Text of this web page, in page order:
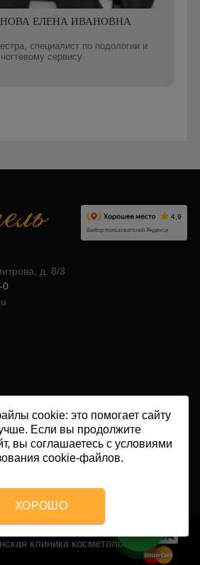
ЕЛЕНА ИВАНОВНА
специалист по подологии и
ногтевому сервису
д. 8/3
0
клиника косметологии
cookie: это помогает сайту
Если вы продолжите
вы соглашаетесь с условиями
cookie-файлов.
ХОРОШО